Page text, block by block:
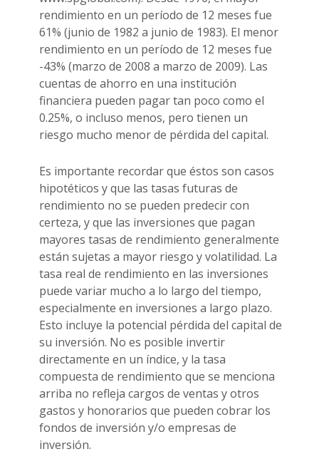
rendimiento en un período de 12 meses fue
61% (junio de 1982 a junio de 1983). El menor
rendimiento en un período de 12 meses fue
-43% (marzo de 2008 a marzo de 2009). Las
cuentas de ahorro en una institución
financiera pueden pagar tan poco como el
0.25%, o incluso menos, pero tienen un
riesgo mucho menor de pérdida del capital.
Es importante recordar que éstos son casos
hipotéticos y que las tasas futuras de
rendimiento no se pueden predecir con
certeza, y que las inversiones que pagan
mayores tasas de rendimiento generalmente
están sujetas a mayor riesgo y volatilidad. La
tasa real de rendimiento en las inversiones
puede variar mucho a lo largo del tiempo,
especialmente en inversiones a largo plazo.
Esto incluye la potencial pérdida del capital de
su inversión. No es posible invertir
directamente en un índice, y la tasa
compuesta de rendimiento que se menciona
arriba no refleja cargos de ventas y otros
gastos y honorarios que pueden cobrar los
fondos de inversión y/o empresas de
inversión.